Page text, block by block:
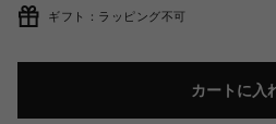
ギフト：ラッピング不可
カートに入